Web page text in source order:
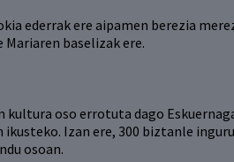
ederrak ere aipamen berezia
baselizak ere.
oso errotuta dago
Izan ere, 300 biztanle
osoan.